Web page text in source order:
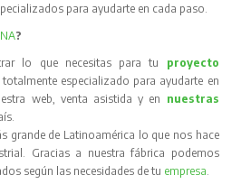
para ayudarte en cada paso.
?
lo que necesitas para tu proyecto
totalmente especializado para ayudarte en
web, venta asistida y en nuestras
grande de Latinoamérica lo que nos hace
Gracias a nuestra fábrica podemos
según las necesidades de tu empresa